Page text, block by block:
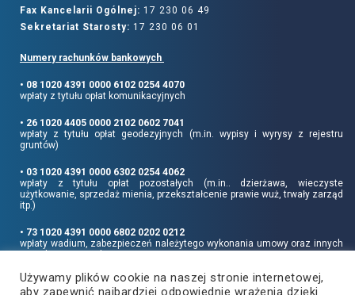
Fax Kancelarii Ogólnej: 17 230 06 49
Sekretariat Starosty: 17 230 06 01
Numery rachunków bankowych
• 08 1020 4391 0000 6102 0254 4070
wpłaty z tytułu opłat komunikacyjnych
• 26 1020 4405 0000 2102 0602 7041
wpłaty z tytułu opłat geodezyjnych (m.in. wypisy i wyrysy z rejestru
gruntów)
• 03 1020 4391 0000 6302 0254 4062
wpłaty z tytułu opłat pozostałych (m.in.. dzierżawa, wieczyste
użytkowanie, sprzedaż mienia, przekształcenie prawie wuż, trwały zarząd
itp.)
• 73 1020 4391 0000 6802 0202 0212
wpłaty wadium, zabezpieczeń należytego wykonania umowy oraz innych
Informujemy, że opłatę skarbową należy uiszczać na rachunek Urzędu
Miasta Rzeszowa:
Używamy plików cookie na naszej stronie internetowej,
aby zapewnić najbardziej odpowiednie wrażenia dzięki